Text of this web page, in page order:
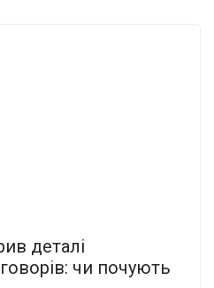
деталі
чи почують